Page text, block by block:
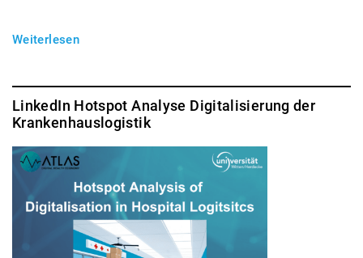
Weiterlesen
LinkedIn Hotspot Analyse Digitalisierung der
Krankenhauslogistik